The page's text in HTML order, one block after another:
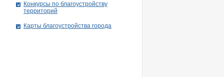
Конкурсы по благоустройству
территорий
Карты благоустройства города